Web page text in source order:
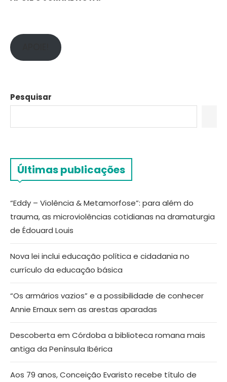
Pesquisar
Últimas publicações
“Eddy – Violência & Metamorfose”: para além do
trauma, as microviolências cotidianas na dramaturgia
de Édouard Louis
Nova lei inclui educação política e cidadania no
currículo da educação básica
“Os armários vazios” e a possibilidade de conhecer
Annie Ernaux sem as arestas aparadas
Descoberta em Córdoba a biblioteca romana mais
antiga da Península Ibérica
Aos 79 anos, Conceição Evaristo recebe título de